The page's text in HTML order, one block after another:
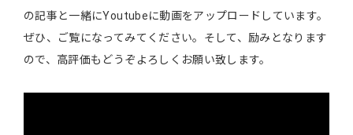
の記事と一緒にYoutubeに動画をアップロードしています。
ぜひ、ご覧になってみてください。そして、励みとなります
ので、高評価もどうぞよろしくお願い致します。